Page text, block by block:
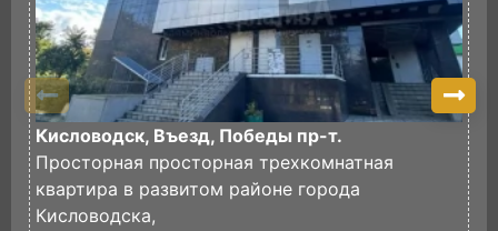
Кисловодск, Въезд, Победы пр-т.
Просторная просторная трехкомнатная
квартира в развитом районе города
Кисловодска,